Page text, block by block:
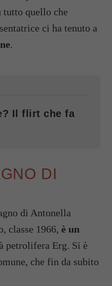
tutto quello che
ci ha tenuto a
.
Il flirt che fa
DI
di Antonella
classe 1966, è un
petrolifera Erg. Si è
che fin da subito